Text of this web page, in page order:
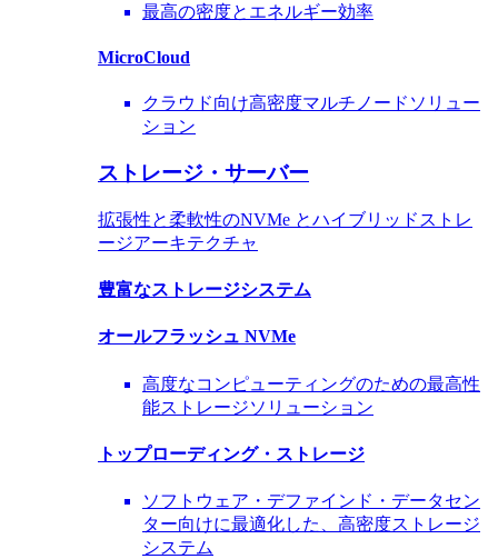
最高の密度とエネルギー効率
MicroCloud
クラウド向け高密度マルチノードソリュー
ション
ストレージ・サーバー
拡張性と柔軟性のNVMe とハイブリッドストレ
ージアーキテクチャ
豊富なストレージシステム
オールフラッシュ NVMe
高度なコンピューティングのための最高性
能ストレージソリューション
トップローディング・ストレージ
ソフトウェア・デファインド・データセン
ター向けに最適化した、高密度ストレージ
システム